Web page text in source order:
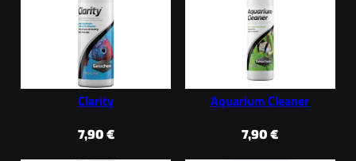
Clarity
7,90 €
Aquarium Cleaner
7,90€